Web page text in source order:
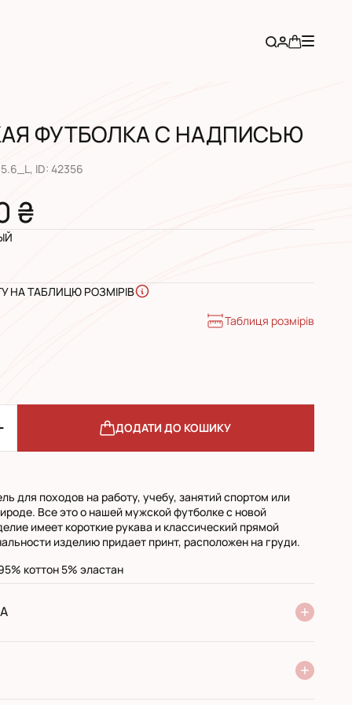
ФУТБОЛКА С НАДПИСЬЮ
, ID: 42356
₴
НА ТАБЛИЦЮ РОЗМІРІВ
Таблиця розмірів
ДОДАТИ ДО КОШИКУ
для походов на работу, учебу, занятий спортом или
Все это о нашей мужской футболке с новой
имеет короткие рукава и классический прямой
изделию придает принт, расположен на груди.
коттон 5% эластан